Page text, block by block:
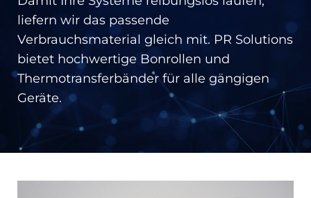
liefern wir das passende
Verbrauchsmaterial gleich mit. PR Solutions
bietet hochwertige Bonrollen und
Thermotransferbänder für alle gängigen
Geräte.